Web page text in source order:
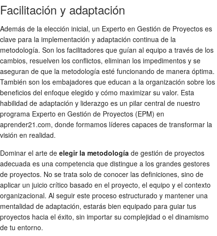
Facilitación y adaptación
Además de la elección inicial, un Experto en Gestión de Proyectos es
clave para la implementación y adaptación continua de la
metodología. Son los facilitadores que guían al equipo a través de los
cambios, resuelven los conflictos, eliminan los impedimentos y se
aseguran de que la metodología esté funcionando de manera óptima.
También son los embajadores que educan a la organización sobre los
beneficios del enfoque elegido y cómo maximizar su valor. Esta
habilidad de adaptación y liderazgo es un pilar central de nuestro
programa Experto en Gestión de Proyectos (EPM) en
aprender21.com, donde formamos líderes capaces de transformar la
visión en realidad.
Dominar el arte de elegir la metodología de gestión de proyectos
adecuada es una competencia que distingue a los grandes gestores
de proyectos. No se trata solo de conocer las definiciones, sino de
aplicar un juicio crítico basado en el proyecto, el equipo y el contexto
organizacional. Al seguir este proceso estructurado y mantener una
mentalidad de adaptación, estarás bien equipado para guiar tus
proyectos hacia el éxito, sin importar su complejidad o el dinamismo
de tu entorno.